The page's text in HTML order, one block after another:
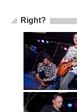
Right?